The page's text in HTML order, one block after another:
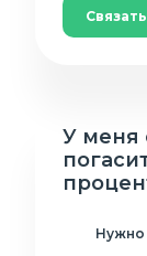
У меня
Нужно